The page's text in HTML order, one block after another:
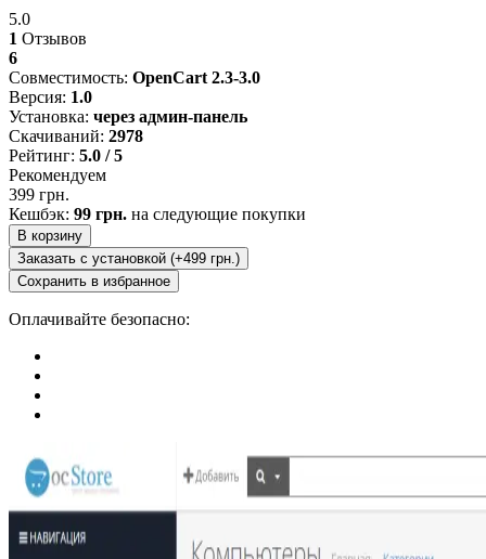
5.0
1 Отзывов
6
Совместимость: OpenCart 2.3-3.0
Версия: 1.0
Установка: через админ-панель
Скачиваний: 2978
Рейтинг: 5.0 / 5
Рекомендуем
399 грн.
Кешбэк: 99 грн. на следующие покупки
В корзину
Заказать с установкой (+499 грн.)
Сохранить в избранное
Оплачивайте безопасно: